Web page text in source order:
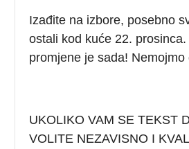
Izađite na izbore, posebno
ostali kod kuće 22.
promjene je sada! Nemojmo
UKOLIKO VAM SE TEKST
VOLITE NEZAVISNO I